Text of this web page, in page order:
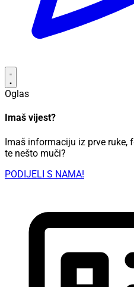
Oglas
Imaš vijest?
Imaš informaciju iz prve ruke,
te nešto muči?
PODIJELI S NAMA!